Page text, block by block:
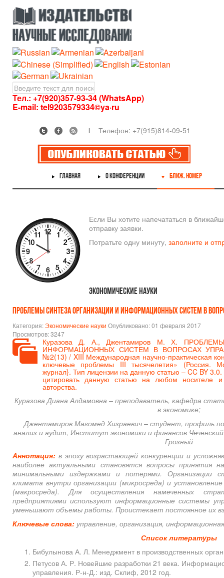
Тел.: +7(920)357-93-34 (WhatsApp)
E-mail: tel9203579334©ya·ru
Телефон: +7(915)814-09-51
ГЛАВНАЯ О КОНФЕРЕНЦИИ БЛИЖ. НОМЕР
Если Вы хотите напечататься в
отправку заявки.
Потратьте одну минуту, заполните и
Экономические науки
ПРОБЛЕМЫ СИНТЕЗА ОРГАНИЗАЦИИ И ИНФОРМАЦИОННЫХ СИСТЕМ В
Категория:Экономические науки Опубликовано: 01 февраля 2017
Просмотров: 3247
Куразова Д. А., Джентамиров М. Х.
ИНФОРМАЦИОННЫХ СИСТЕМ В ВОПРОСАХ
№2(13) / XIII Международная научно-практическая
ключевые проблемы III тысячелетия»
журнал}. Тип лицензии на данную статью – CC BY
цитировать данную статью на любом
авторства.
Куразова Диана Алдамовна – преподаватель, кафедра
в экономике;
Джентамиров Магомед Хизраевич – студент, профиль
анализ и аудит, Институт экономики и финансов
Грозный
Аннотация: в эпоху возрастающей конкуренции и
наиболее актуальными становятся вопросы принятия
минимальными издержками и потерями. Организации
климата внутри организации (микросреда) и
(макросреда). Для осуществления намеченных
предприятиями используют информационные системы
уменьшают объемы работы. Проистекает постоянное их
Ключевые слова: управление, организация,
Список литературы
Бибулынова А. Л. Менеджмент в производственных
Петусов А. Р. Новейшие разработки 21 века.
управления. Р-н-Д.: изд. Склиф, 2012 год.